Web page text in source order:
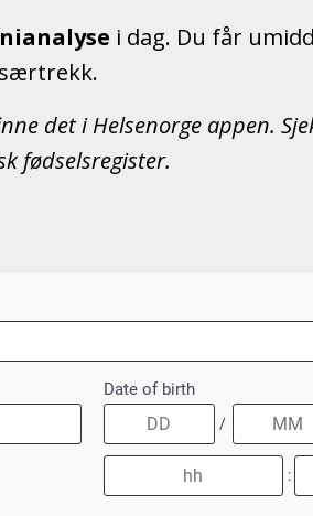
i dag. Du får
det i Helsenorge appen.
fødselsregister.